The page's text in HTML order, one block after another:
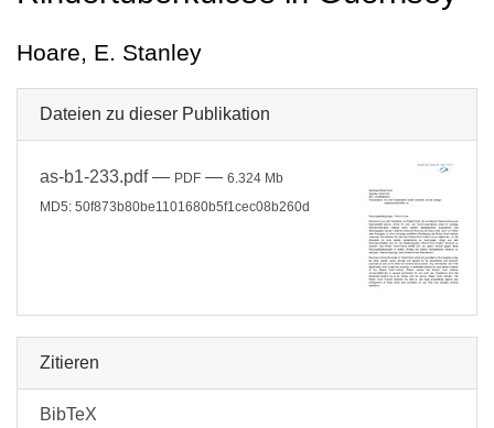
Hoare, E. Stanley
Dateien zu dieser Publikation
as-b1-233.pdf— PDF — 6.324 Mb
MD5: 50f873b80be1101680b5f1cec08b260d
Zitieren
BibTeX